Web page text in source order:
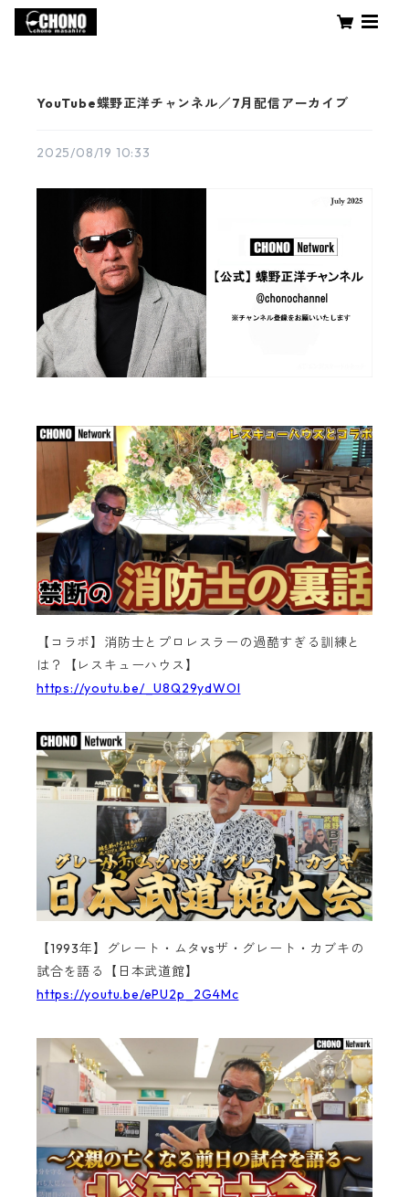
YouTube蝶野正洋チャンネル／7月配信アーカイブ
2025/08/19 10:33
【コラボ】消防士とプロレスラーの過酷すぎる訓練と
は？【レスキューハウス】
https://youtu.be/_U8Q29ydWOI
【1993年】グレート・ムタvsザ・グレート・カブキの
試合を語る【日本武道館】
https://youtu.be/ePU2p_2G4Mc